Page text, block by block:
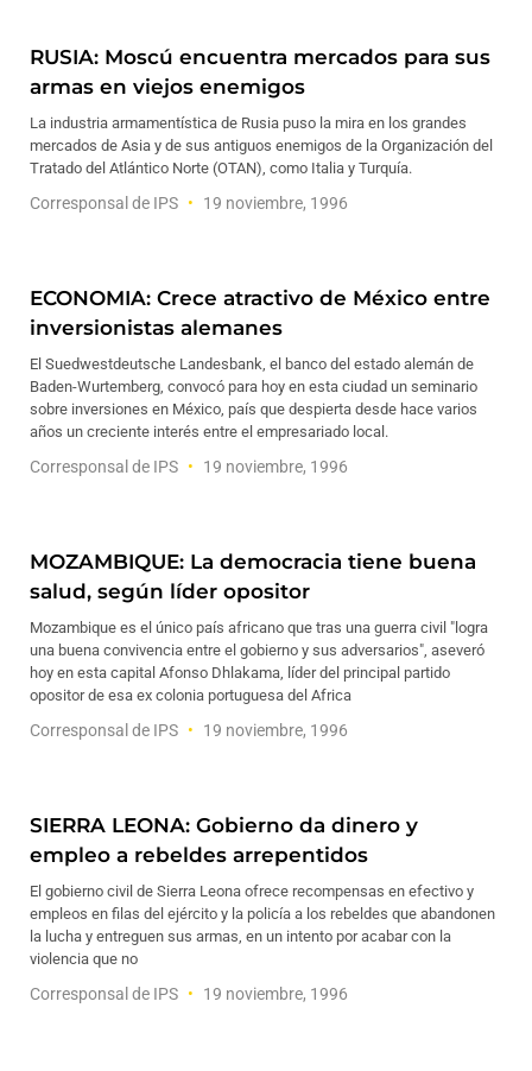
RUSIA: Moscú encuentra mercados para sus
armas en viejos enemigos
La industria armamentística de Rusia puso la mira en los grandes
mercados de Asia y de sus antiguos enemigos de la Organización del
Tratado del Atlántico Norte (OTAN), como Italia y Turquía.
Corresponsal de IPS 19 noviembre, 1996
ECONOMIA: Crece atractivo de México entre
inversionistas alemanes
El Suedwestdeutsche Landesbank, el banco del estado alemán de
Baden-Wurtemberg, convocó para hoy en esta ciudad un seminario
sobre inversiones en México, país que despierta desde hace varios
años un creciente interés entre el empresariado local.
Corresponsal de IPS 19 noviembre, 1996
MOZAMBIQUE: La democracia tiene buena
salud, según líder opositor
Mozambique es el único país africano que tras una guerra civil "logra
una buena convivencia entre el gobierno y sus adversarios", aseveró
hoy en esta capital Afonso Dhlakama, líder del principal partido
opositor de esa ex colonia portuguesa del Africa
Corresponsal de IPS 19 noviembre, 1996
SIERRA LEONA: Gobierno da dinero y
empleo a rebeldes arrepentidos
El gobierno civil de Sierra Leona ofrece recompensas en efectivo y
empleos en filas del ejército y la policía a los rebeldes que abandonen
la lucha y entreguen sus armas, en un intento por acabar con la
violencia que no
Corresponsal de IPS 19 noviembre, 1996